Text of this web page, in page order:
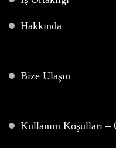
Hakkında
Bize Ulaşın
Kullanım Koşulları